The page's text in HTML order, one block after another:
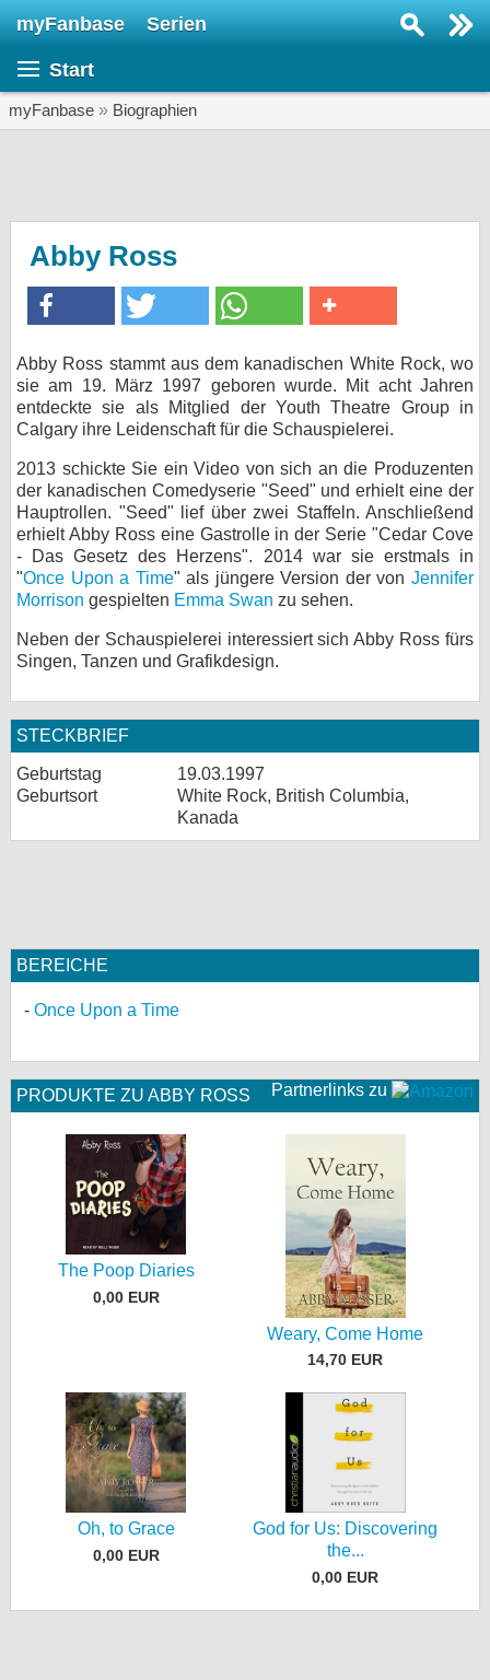
myFanbase Serien
Start
myFanbase » Biographien
Abby Ross
Abby Ross stammt aus dem kanadischen White Rock, wo
sie am 19. März 1997 geboren wurde. Mit acht Jahren
entdeckte sie als Mitglied der Youth Theatre Group in
Calgary ihre Leidenschaft für die Schauspielerei.
2013 schickte Sie ein Video von sich an die Produzenten
der kanadischen Comedyserie "Seed" und erhielt eine der
Hauptrollen. "Seed" lief über zwei Staffeln. Anschließend
erhielt Abby Ross eine Gastrolle in der Serie "Cedar Cove
- Das Gesetz des Herzens". 2014 war sie erstmals in
"Once Upon a Time" als jüngere Version der vonJennifer
Morrison gespielten Emma Swan zu sehen.
Neben der Schauspielerei interessiert sich Abby Ross fürs
Singen, Tanzen und Grafikdesign.
STECKBRIEF
Geburtstag
19.03.1997
Geburtsort
White Rock, British Columbia,
Kanada
BEREICHE
Once Upon a Time
Partnerlinks zu
PRODUKTE ZU ABBY ROSS
The Poop Diaries
0,00 EUR
Weary, Come Home
14,70 EUR
Oh, to Grace
0,00 EUR
God for Us: Discovering
the...
0,00 EUR
Veranstaltungen
KULTUR
Specials
SERVICE
Gewinnspiele
Forum
bei X
bei Facebook
Kontakt
Cookie-Einstellungen
Impressum